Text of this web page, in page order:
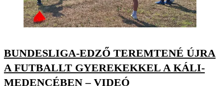
BUNDESLIGA-EDZŐ TEREMTENÉ ÚJRA
A FUTBALLT GYEREKEKKEL A KÁLI-
MEDENCÉBEN – VIDEÓ